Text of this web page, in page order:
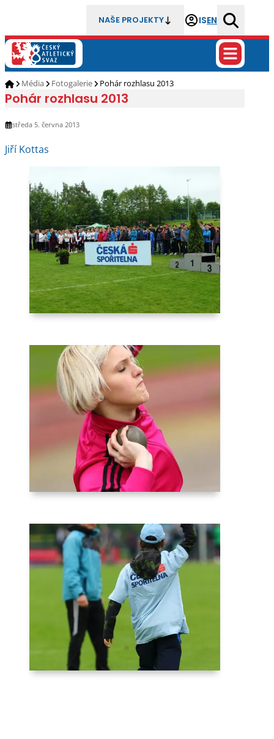
NAŠE PROJEKTY ISEN
Média Fotogalerie Pohár rozhlasu 2013
Pohár rozhlasu 2013
středa 5. června 2013
Jiří Kottas